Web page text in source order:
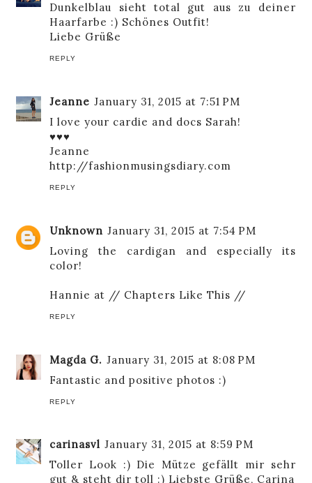
Dunkelblau sieht total gut aus zu deiner
Haarfarbe :) Schönes Outfit!
Liebe Grüße
REPLY
Jeanne January 31, 2015 at 7:51 PM
I love your cardie and docs Sarah!
♥♥♥
Jeanne
http://fashionmusingsdiary.com
REPLY
Unknown January 31, 2015 at 7:54 PM
Loving the cardigan and especially its
color!
Hannie at // Chapters Like This //
REPLY
Magda G. January 31, 2015 at 8:08 PM
Fantastic and positive photos :)
REPLY
carinasvl January 31, 2015 at 8:59 PM
Toller Look :) Die Mütze gefällt mir sehr
gut & steht dir toll :) Liebste Grüße, Carina